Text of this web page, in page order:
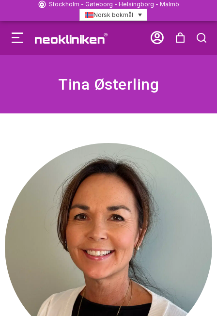
Stockholm - Gøteborg - Helsingborg - Malmö
Norsk bokmål
Tina Østerling